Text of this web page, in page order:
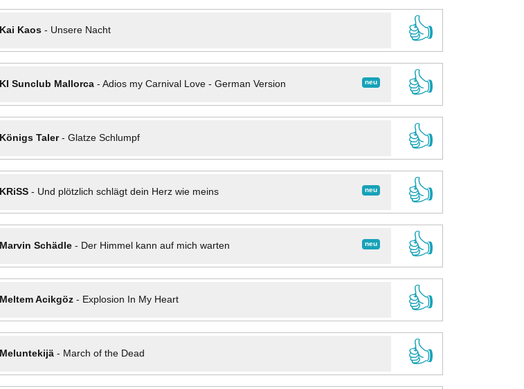
Kai Kaos- Unsere Nacht
👍
neu
KI Sunclub Mallorca- Adios my Carnival Love - German Version
👍
Königs Taler- Glatze Schlumpf
👍
neu
KRiSS- Und plötzlich schlägt dein Herz wie meins
👍
neu
Marvin Schädle- Der Himmel kann auf mich warten
👍
Meltem Acikgöz- Explosion In My Heart
👍
Meluntekijä- March of the Dead
👍